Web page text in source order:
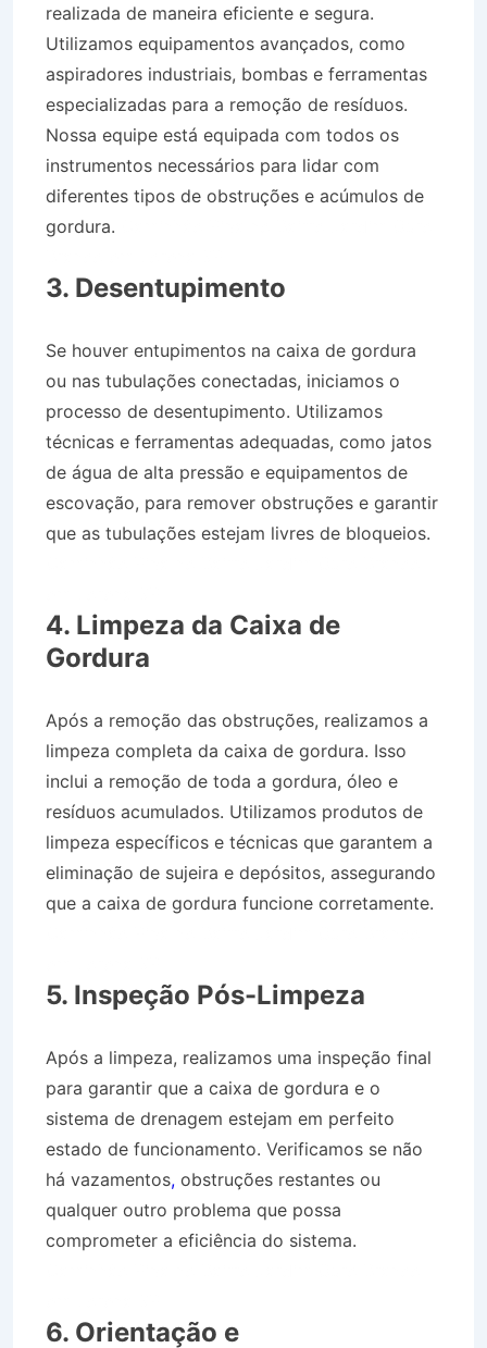
realizada de maneira eficiente e segura.
Utilizamos equipamentos avançados, como
aspiradores industriais, bombas e ferramentas
especializadas para a remoção de resíduos.
Nossa equipe está equipada com todos os
instrumentos necessários para lidar com
diferentes tipos de obstruções e acúmulos de
gordura.
3. Desentupimento
Se houver entupimentos na caixa de gordura
ou nas tubulações conectadas, iniciamos o
processo de desentupimento. Utilizamos
técnicas e ferramentas adequadas, como jatos
de água de alta pressão e equipamentos de
escovação, para remover obstruções e garantir
que as tubulações estejam livres de bloqueios.
4. Limpeza da Caixa de
Gordura
Após a remoção das obstruções, realizamos a
limpeza completa da caixa de gordura. Isso
inclui a remoção de toda a gordura, óleo e
resíduos acumulados. Utilizamos produtos de
limpeza específicos e técnicas que garantem a
eliminação de sujeira e depósitos, assegurando
que a caixa de gordura funcione corretamente.
5. Inspeção Pós-Limpeza
Após a limpeza, realizamos uma inspeção final
para garantir que a caixa de gordura e o
sistema de drenagem estejam em perfeito
estado de funcionamento. Verificamos se não
há vazamentos, obstruções restantes ou
qualquer outro problema que possa
comprometer a eficiência do sistema.
6. Orientação e